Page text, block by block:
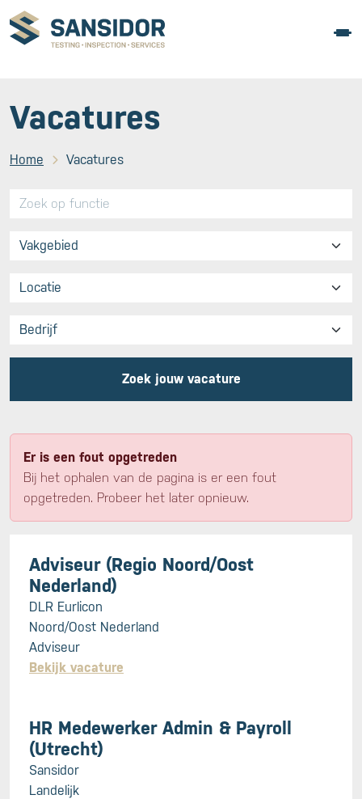
Vacatures
Home Vacatures
Zoek jouw vacature
Er is een fout opgetreden
Bij het ophalen van de pagina is er een fout
opgetreden. Probeer het later opnieuw.
Adviseur (Regio Noord/Oost
Nederland)
DLR Eurlicon
Noord/Oost Nederland
Adviseur
Bekijk vacature
HR Medewerker Admin & Payroll
(Utrecht)
Sansidor
Landelijk